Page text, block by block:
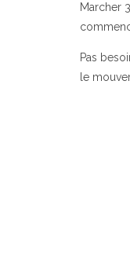
Marcher
Pas
le